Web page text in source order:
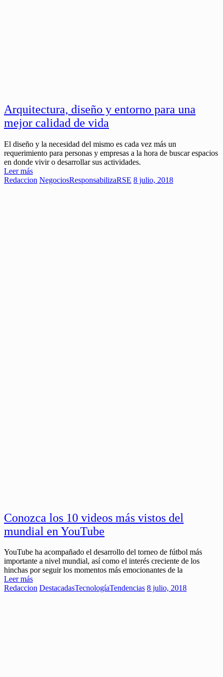
Arquitectura, diseño y entorno para una
mejor calidad de vida
El diseño y la necesidad del mismo es cada vez más un
requerimiento para personas y empresas a la hora de buscar espacios
en donde vivir o desarrollar sus actividades.
Leer más
Redaccion NegociosResponsabilizaRSE 8 julio, 2018
Conozca los 10 videos más vistos del
mundial en YouTube
YouTube ha acompañado el desarrollo del torneo de fútbol más
importante a nivel mundial, así como el interés creciente de los
hinchas por seguir los momentos más emocionantes de la
Leer más
Redaccion DestacadasTecnologíaTendencias 8 julio, 2018